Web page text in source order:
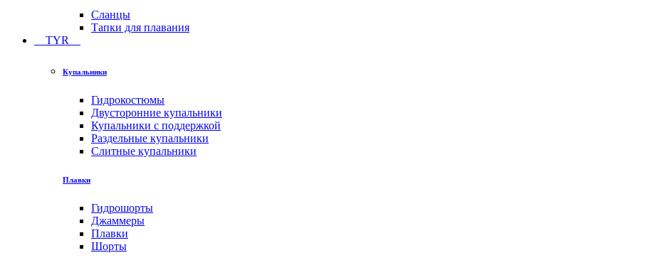
Сланцы
Тапки для плавания
TYR
Купальники
Гидрокостюмы
Двусторонние купальники
Купальники с поддержкой
Раздельные купальники
Слитные купальники
Плавки
Гидрошорты
Джаммеры
Плавки
Шорты